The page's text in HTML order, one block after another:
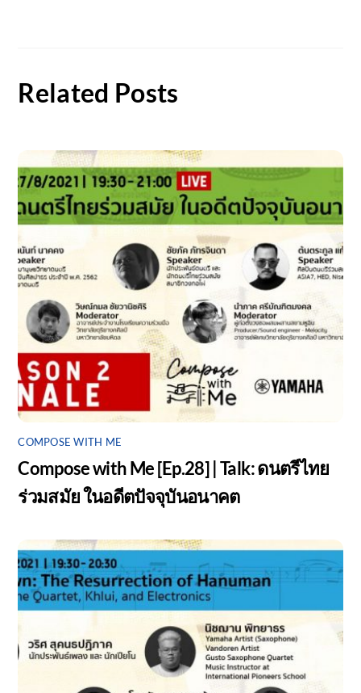
Related Posts
COMPOSE WITH ME
Compose with Me [Ep.28] | Talk: ดนตรีไทย
ร่วมสมัย ในอดีตปัจจุบันอนาคต